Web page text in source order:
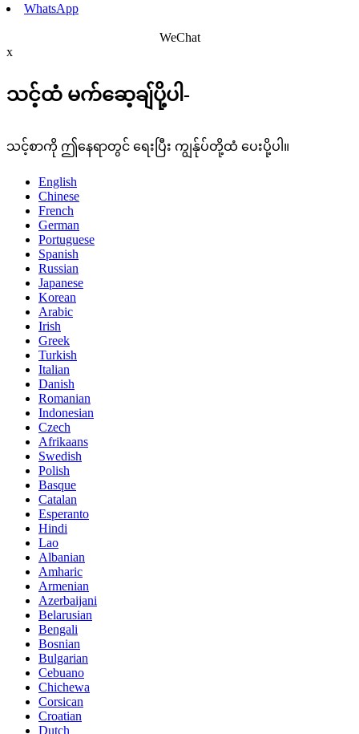
WhatsApp
WeChat
x
သင့်ထံ မက်ဆေ့ချ်ပို့ပါ-
သင့်စာကို ဤနေရာတွင် ရေးပြီး ကျွန်ုပ်တို့ထံ ပေးပို့ပါ။
English
Chinese
French
German
Portuguese
Spanish
Russian
Japanese
Korean
Arabic
Irish
Greek
Turkish
Italian
Danish
Romanian
Indonesian
Czech
Afrikaans
Swedish
Polish
Basque
Catalan
Esperanto
Hindi
Lao
Albanian
Amharic
Armenian
Azerbaijani
Belarusian
Bengali
Bosnian
Bulgarian
Cebuano
Chichewa
Corsican
Croatian
Dutch